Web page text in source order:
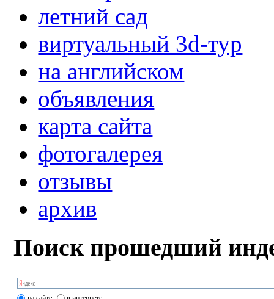
летний сад
виртуальный 3d-тур
на английском
объявления
карта сайта
фотогалерея
отзывы
архив
Поиск прошедший